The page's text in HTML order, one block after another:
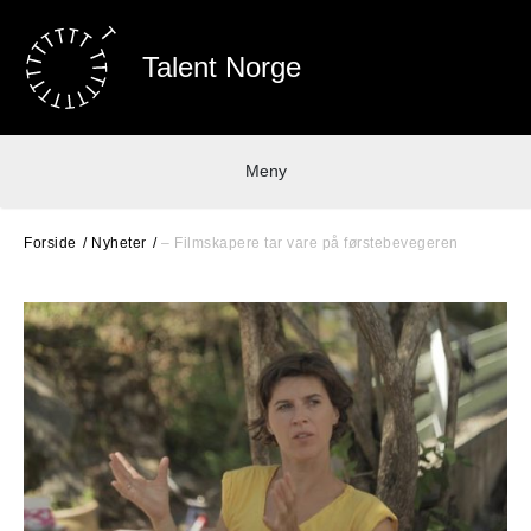
Talent Norge
Meny
Forside Nyheter – Filmskapere tar vare på førstebevegeren